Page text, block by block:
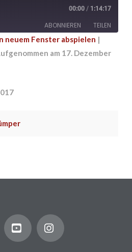
00:00 / 1:14:17
ABONNIEREN TEILEN
neuem Fenster abspielen |
am 17. Dezember